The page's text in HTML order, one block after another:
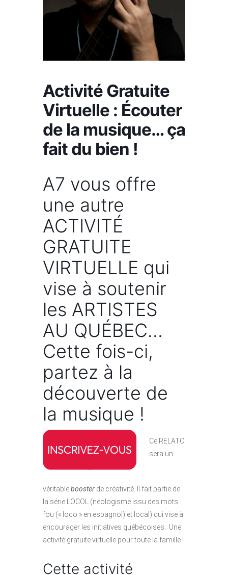
Activité Gratuite
Virtuelle : Écouter
de la musique… ça
fait du bien !
A7 vous offre
une autre
ACTIVITÉ
GRATUITE
VIRTUELLE qui
vise à soutenir
les ARTISTES
AU QUÉBEC…
Cette fois-ci,
partez à la
découverte de
la musique !
Ce RELATO
sera un
véritablebooster de créativité. Il fait partie de
la série LOCOL (néologisme issu des mots
fou (« loco » en espagnol) et local) qui vise à
encourager les initiatives québécoises. Une
activité gratuite virtuelle pour toute la famille !
Cette activité